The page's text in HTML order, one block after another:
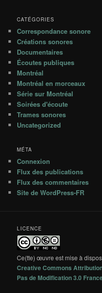
CATÉGORIES
Correspondance sonore
Créations sonores
Documentaires
Écoutes publiques
Montréal
Montréal en morceaux
Série sur Montréal
Soirées d'écoute
Trames sonores
Uncategorized
MÉTA
Connexion
Flux des publications
Flux des commentaires
Site de WordPress-FR
LICENCE
Ce(tte) œuvre est mise à
Creative Commons
Pas de Modification 3.0